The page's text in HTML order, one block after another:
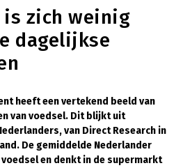
is zich weinig
dagelijkse
heeft een vertekend beeld van
van voedsel. Dit blijkt uit
van Direct Research in
De gemiddelde Nederlander
en denkt in de supermarkt